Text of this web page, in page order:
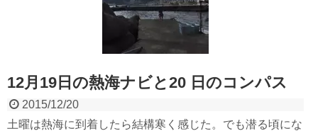
12月19日の熱海ナビと20 日のコンパス
2015/12/20
土曜は熱海に到着したら結構寒く感じた。でも潜る頃にな